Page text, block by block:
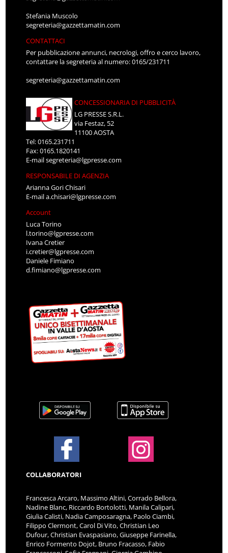
Stefania Muscolo
segreteria@gazzettamatin.com
CONTATTACI
Per pubblicazione annunci, necrologi, offro e cerco lavoro,
contattare la segreteria al numero: 0165/231711
segreteria@gazzettamatin.com
CONCESSIONARIA DI PUBBLICITÀ
LG PRESSE S.R.L.
via Festaz, 52
11100 AOSTA
Tel: 0165.231711
Fax: 0165.1820141
E-mailsegreteria@lgpresse.com
RESPONSABILE DI AGENZIA
Arianna Gori Chisari
E-maila.chisari@lgpresse.com
Account
Luca Torino
l.torino@lgpresse.com
Ivana Cretier
i.cretier@lgpresse.com
Daniele Fimiano
d.fimiano@lgpresse.com
COLLABORATORI
Francesca Arcaro, Massimo Altini, Corrado Bellora,
Nadine Blanc, Riccardo Bortolotti, Manila Calipari,
Giulia Calisti, Nadia Camposaragna, Paolo Ciambi,
Filippo Clermont, Carol Di Vito, Christian Leo
Dufour, Christian Evaspasiano, Giuseppe Farinella,
Enrico Formento Dojot, Bruno Fracasso, Fabio